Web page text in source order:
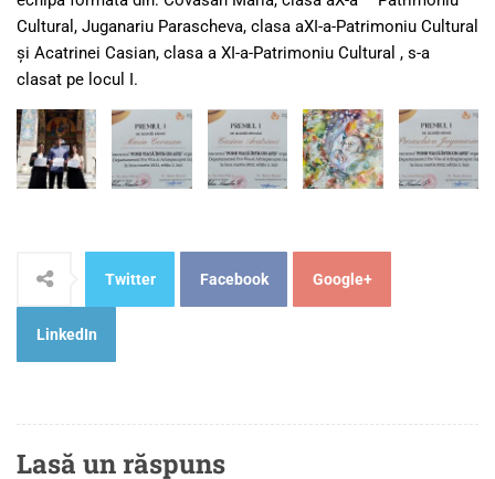
Cultural, Juganariu Parascheva, clasa aXI-a-Patrimoniu Cultural
și Acatrinei Casian, clasa a XI-a-Patrimoniu Cultural , s-a
clasat pe locul I.
Twitter Facebook Google+
LinkedIn
Lasă un răspuns